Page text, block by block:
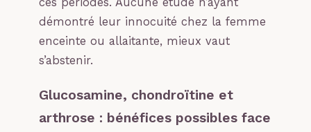
démontré leur innocuité chez la femme
enceinte ou allaitante, mieux vaut
s’abstenir.
Glucosamine, chondroïtine et
arthrose : bénéfices possibles face